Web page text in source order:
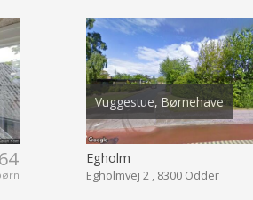
64
Vuggestue, Børnehave
Egholm
Egholmvej 2 , 8300 Odder